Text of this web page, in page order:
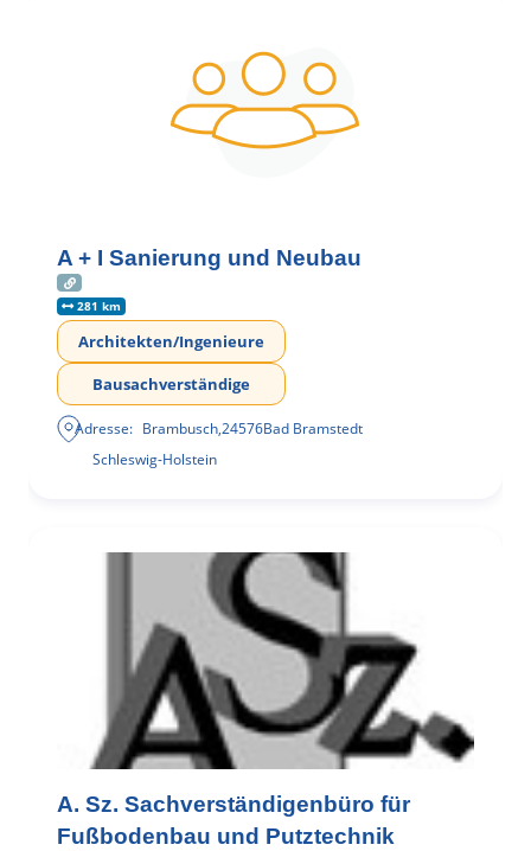
A + I Sanierung und Neubau
281 km
Architekten/Ingenieure
Bausachverständige
Adresse: Brambusch,24576Bad Bramstedt
Schleswig-Holstein
A. Sz. Sachverständigenbüro für
Fußbodenbau und Putztechnik